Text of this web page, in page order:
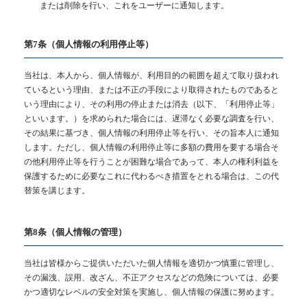
または削除を行い、これをユーザーに通知します。
第7条（個人情報の利用停止等）
当社は、本人から、個人情報が、利用目的の範囲を超えて取り扱われ
ているという理由、または不正の手段により取得されたものであると
いう理由により、その利用の停止または消去（以下、「利用停止等」
といいます。）を求められた場合には、遅滞なく必要な調査を行い、
その結果に基づき、個人情報の利用停止等を行い、その旨本人に通知
します。ただし、個人情報の利用停止等に多額の費用を要する場合そ
の他利用停止等を行うことが困難な場合であって、本人の権利利益を
保護するために必要なこれに代わるべき措置をとれる場合は、この代
替策を講じます。
第8条（個人情報の管理）
当社は皆様からご提供いただいた個人情報を適切かつ慎重に管理し、
その漏洩、誤用、改ざん、不正アクセスなどの危険については、必要
かつ適切なレベルの安全対策を実施し、個人情報の保護に努めます。